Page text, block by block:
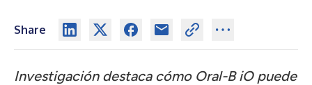
Share
Investigación destaca cómo Oral-B iO puede